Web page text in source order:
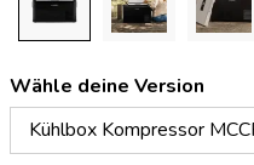
Wähle deine Version
Kühlbox Kompressor